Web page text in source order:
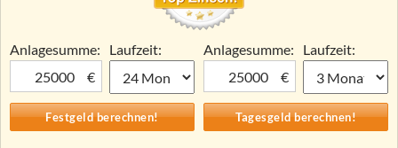
Anlagesumme:
€
Laufzeit:
Anlagesumme:
€
Laufzeit: